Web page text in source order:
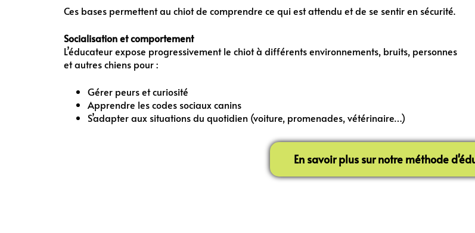
Ces bases permettent au chiot de comprendre ce qui est attendu et de se sentir en sécurité.
Socialisation et comportement
L’éducateur expose progressivement le chiot à différents environnements, bruits, personnes
et autres chiens pour :
Gérer peurs et curiosité
Apprendre les codes sociaux canins
S’adapter aux situations du quotidien (voiture, promenades, vétérinaire…)
En savoir plus sur notre méthode